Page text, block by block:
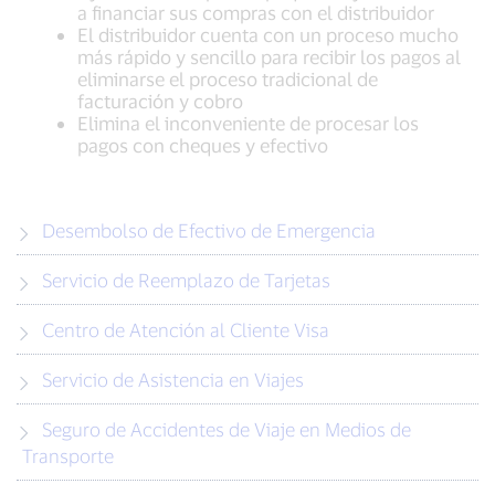
a financiar sus compras con el distribuidor
El distribuidor cuenta con un proceso mucho
más rápido y sencillo para recibir los pagos al
eliminarse el proceso tradicional de
facturación y cobro
Elimina el inconveniente de procesar los
pagos con cheques y efectivo
Desembolso de Efectivo de Emergencia
Servicio de Reemplazo de Tarjetas
Centro de Atención al Cliente Visa
Servicio de Asistencia en Viajes
Transporte